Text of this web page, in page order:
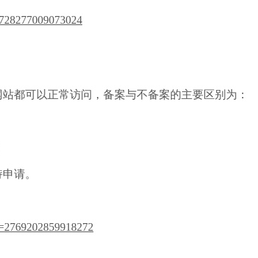
都可以正常访问，备案与不备案的主要区别为：
请。